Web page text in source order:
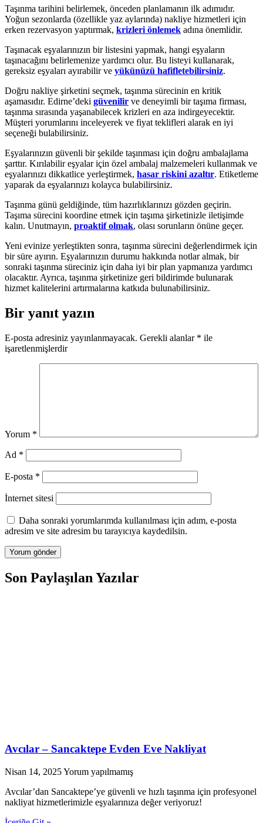
Taşınma tarihini belirlemek, önceden planlamanın ilk adımıdır.
Yoğun sezonlarda (özellikle yaz aylarında) nakliye hizmetleri için
erken rezervasyon yaptırmak, krizleri önlemek adına önemlidir.
Taşınacak eşyalarınızın bir listesini yapmak, hangi eşyaların
taşınacağını belirlemenize yardımcı olur. Bu listeyi kullanarak,
gereksiz eşyaları ayırabilir ve yükünüzü hafifletebilirsiniz.
Doğru nakliye şirketini seçmek, taşınma sürecinin en kritik
aşamasıdır. Edirne’deki güvenilir ve deneyimli bir taşıma firması,
taşınma sırasında yaşanabilecek krizleri en aza indirgeyecektir.
Müşteri yorumlarını inceleyerek ve fiyat teklifleri alarak en iyi
seçeneği bulabilirsiniz.
Eşyalarınızın güvenli bir şekilde taşınması için doğru ambalajlama
şarttır. Kırılabilir eşyalar için özel ambalaj malzemeleri kullanmak ve
eşyalarınızı dikkatlice yerleştirmek, hasar riskini azaltır. Etiketleme
yaparak da eşyalarınızı kolayca bulabilirsiniz.
Taşınma günü geldiğinde, tüm hazırlıklarınızı gözden geçirin.
Taşıma sürecini koordine etmek için taşıma şirketinizle iletişimde
kalın. Unutmayın, proaktif olmak, olası sorunların önüne geçer.
Yeni evinize yerleştikten sonra, taşınma sürecini değerlendirmek için
bir süre ayırın. Eşyalarınızın durumu hakkında notlar almak, bir
sonraki taşınma süreciniz için daha iyi bir plan yapmanıza yardımcı
olacaktır. Ayrıca, taşınma şirketinize geri bildirimde bulunarak
hizmet kalitelerini artırmalarına katkıda bulunabilirsiniz.
Bir yanıt yazın
E-posta adresiniz yayınlanmayacak. Gerekli alanlar * ile
işaretlenmişlerdir
Yorum *
Ad *
E-posta *
İnternet sitesi
Daha sonraki yorumlarımda kullanılması için adım, e-posta
adresim ve site adresim bu tarayıcıya kaydedilsin.
Son Paylaşılan Yazılar
Avcılar – Sancaktepe Evden Eve Nakliyat
Nisan 14, 2025Yorum yapılmamış
Avcılar’dan Sancaktepe’ye güvenli ve hızlı taşınma için profesyonel
nakliyat hizmetlerimizle eşyalarınıza değer veriyoruz!